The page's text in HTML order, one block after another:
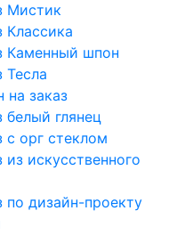
Мистик
Классика
Каменный шпон
Тесла
на заказ
белый глянец
с орг стеклом
искусственного
по дизайн-проекту